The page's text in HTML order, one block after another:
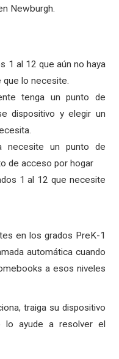
Newburgh.
1 al 12 que aún no haya
que lo necesite.
tenga un punto de
dispositivo y elegir un
necesite un punto de
de acceso por hogar
1 al 12 que necesite
en los grados PreK-1
automática cuando
a esos niveles
traiga su dispositivo
lo ayude a resolver el